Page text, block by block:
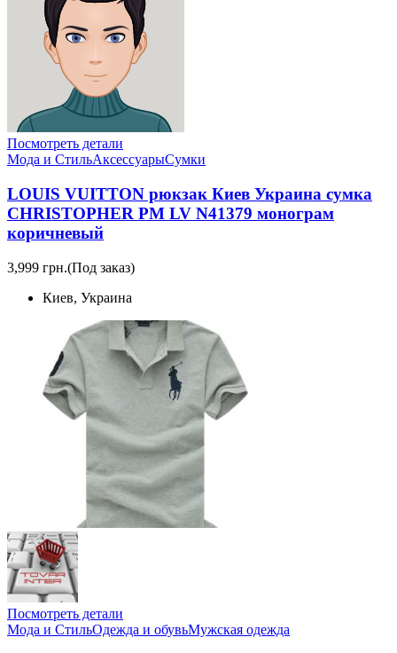
Посмотреть детали
Мода и СтильАксессуарыСумки
LOUIS VUITTON рюкзак Киев Украина сумка
CHRISTOPHER PM LV N41379 монограм
коричневый
3,999 грн.(Под заказ)
Киев, Украина
Посмотреть детали
Мода и СтильОдежда и обувьМужская одежда